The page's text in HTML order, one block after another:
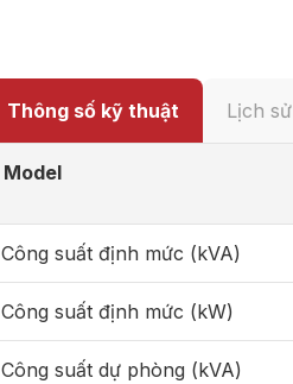
Thông số kỹ thuật Lịch sử
Model
Công suất định mức (kVA)
Công suất định mức (kW)
Công suất dự phòng (kVA)